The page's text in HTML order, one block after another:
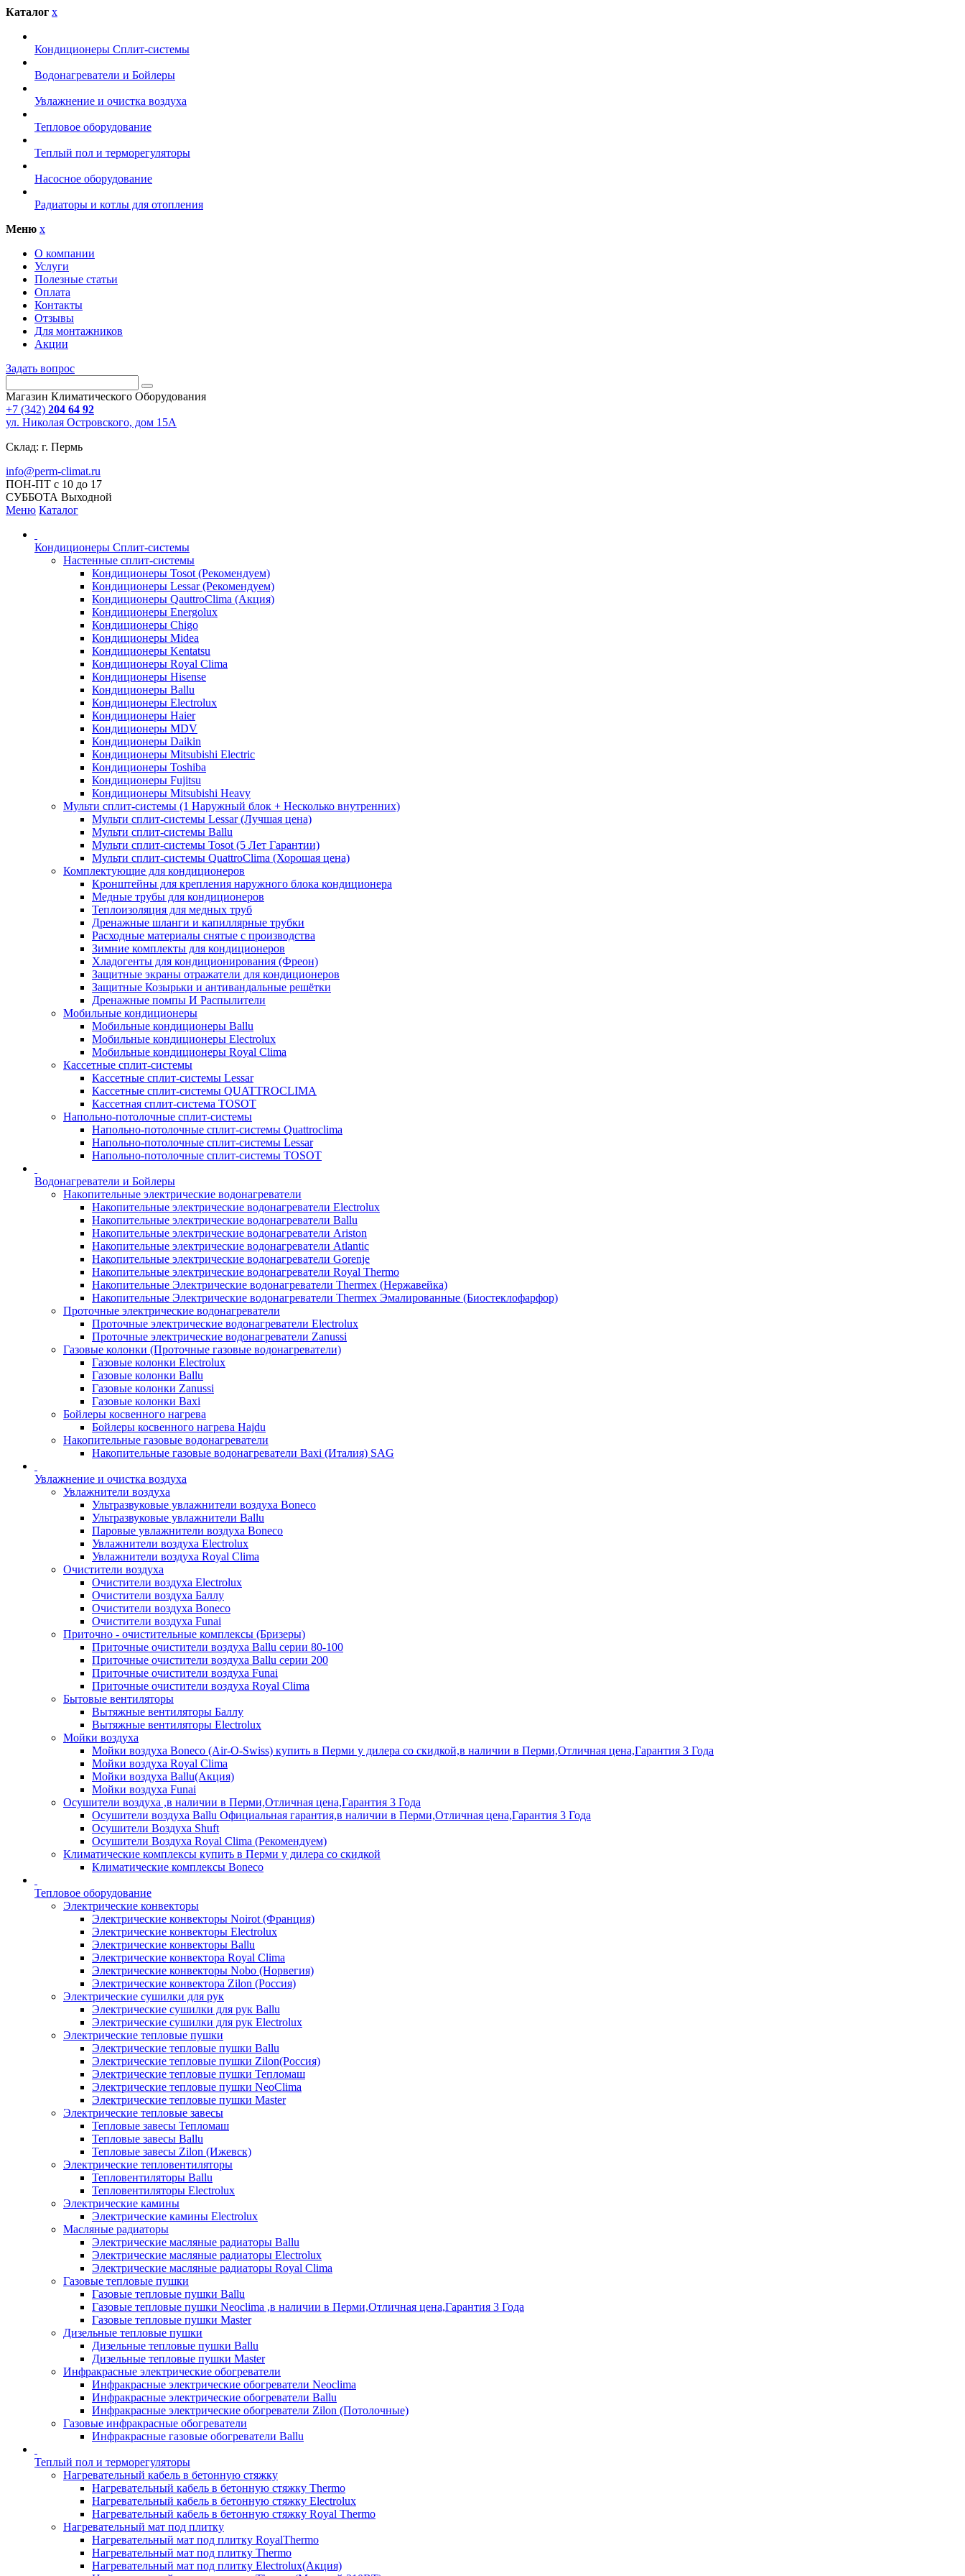
Каталог x
Кондиционеры Сплит-системы
Водонагреватели и Бойлеры
Увлажнение и очистка воздуха
Тепловое оборудование
Теплый пол и терморегуляторы
Насосное оборудование
Радиаторы и котлы для отопления
Меню x
О компании
Услуги
Полезные статьи
Оплата
Контакты
Отзывы
Для монтажников
Акции
Задать вопрос
Магазин Климатического Оборудования
+7 (342) 204 64 92
ул. Николая Островского, дом 15А
Склад: г. Пермь
info@perm-climat.ru
ПОН-ПТ с 10 до 17
СУББОТА Выходной
Меню Каталог
Кондиционеры Сплит-системы
Настенные сплит-системы
Кондиционеры Tosot (Рекомендуем)
Кондиционеры Lessar (Рекомендуем)
Кондиционеры QauttroClima (Акция)
Кондиционеры Energolux
Кондиционеры Chigo
Кондиционеры Midea
Кондиционеры Kentatsu
Кондиционеры Royal Clima
Кондиционеры Hisense
Кондиционеры Ballu
Кондиционеры Electrolux
Кондиционеры Haier
Кондиционеры MDV
Кондиционеры Daikin
Кондиционеры Mitsubishi Electric
Кондиционеры Toshiba
Кондиционеры Fujitsu
Кондиционеры Mitsubishi Heavy
Мульти сплит-системы (1 Наружный блок + Несколько внутренних)
Мульти сплит-системы Lessar (Лучшая цена)
Мульти сплит-системы Ballu
Мульти сплит-системы Tosot (5 Лет Гарантии)
Мульти сплит-системы QuattroClima (Хорошая цена)
Комплектующие для кондиционеров
Кронштейны для крепления наружного блока кондиционера
Медные трубы для кондиционеров
Теплоизоляция для медных труб
Дренажные шланги и капиллярные трубки
Расходные материалы снятые с производства
Зимние комплекты для кондиционеров
Хладогенты для кондиционирования (Фреон)
Защитные экраны отражатели для кондиционеров
Защитные Козырьки и антивандальные решётки
Дренажные помпы И Распылители
Мобильные кондиционеры
Мобильные кондиционеры Ballu
Мобильные кондиционеры Electrolux
Мобильные кондиционеры Royal Clima
Кассетные сплит-системы
Кассетные сплит-системы Lessar
Кассетные сплит-системы QUATTROCLIMA
Кассетная сплит-система TOSOT
Напольно-потолочные сплит-системы
Напольно-потолочные сплит-системы Quattroclima
Напольно-потолочные сплит-системы Lessar
Напольно-потолочные сплит-системы TOSOT
Водонагреватели и Бойлеры
Накопительные электрические водонагреватели
Накопительные электрические водонагреватели Electrolux
Накопительные электрические водонагреватели Ballu
Накопительные электрические водонагреватели Ariston
Накопительные электрические водонагреватели Atlantic
Накопительные электрические водонагреватели Gorenje
Накопительные электрические водонагреватели Royal Thermo
Накопительные Электрические водонагреватели Thermex (Нержавейка)
Накопительные Электрические водонагреватели Thermex Эмалированные (Биостеклофарфор)
Проточные электрические водонагреватели
Проточные электрические водонагреватели Electrolux
Проточные электрические водонагреватели Zanussi
Газовые колонки (Проточные газовые водонагреватели)
Газовые колонки Electrolux
Газовые колонки Ballu
Газовые колонки Zanussi
Газовые колонки Baxi
Бойлеры косвенного нагрева
Бойлеры косвенного нагрева Hajdu
Накопительные газовые водонагреватели
Накопительные газовые водонагреватели Baxi (Италия) SAG
Увлажнение и очистка воздуха
Увлажнители воздуха
Ультразвуковые увлажнители воздуха Boneco
Ультразвуковые увлажнители Ballu
Паровые увлажнители воздуха Boneco
Увлажнители воздуха Electrolux
Увлажнители воздуха Royal Clima
Очистители воздуха
Очистители воздуха Electrolux
Очистители воздуха Баллу
Очистители воздуха Boneco
Очистители воздуха Funai
Приточно - очистительные комплексы (Бризеры)
Приточные очистители воздуха Ballu серии 80-100
Приточные очистители воздуха Ballu серии 200
Приточные очистители воздуха Funai
Приточные очистители воздуха Royal Clima
Бытовые вентиляторы
Вытяжные вентиляторы Баллу
Вытяжные вентиляторы Electrolux
Мойки воздуха
Мойки воздуха Boneco (Air-O-Swiss) купить в Перми у дилера со скидкой,в наличии в Перми,Отличная цена,Гарантия 3 Года
Мойки воздуха Royal Clima
Мойки воздуха Ballu(Акция)
Мойки воздуха Funai
Осушители воздуха ,в наличии в Перми,Отличная цена,Гарантия 3 Года
Осушители воздуха Ballu Официальная гарантия,в наличии в Перми,Отличная цена,Гарантия 3 Года
Осушители Воздуха Shuft
Осушители Воздуха Royal Clima (Рекомендуем)
Климатические комплексы купить в Перми у дилера со скидкой
Климатические комплексы Boneсo
Тепловое оборудование
Электрические конвекторы
Электрические конвекторы Noirot (Франция)
Электрические конвекторы Electrolux
Электрические конвекторы Ballu
Электрические конвектора Royal Clima
Электрические конвекторы Nobo (Норвегия)
Электрические конвектора Zilon (Россия)
Электрические сушилки для рук
Электрические сушилки для рук Ballu
Электрические сушилки для рук Electrolux
Электрические тепловые пушки
Электрические тепловые пушки Ballu
Электрические тепловые пушки Zilon(Россия)
Электрические тепловые пушки Тепломаш
Электрические тепловые пушки NeoClima
Электрические тепловые пушки Master
Электрические тепловые завесы
Тепловые завесы Тепломаш
Тепловые завесы Ballu
Тепловые завесы Zilon (Ижевск)
Электрические тепловентиляторы
Тепловентиляторы Ballu
Тепловентиляторы Electrolux
Электрические камины
Электрические камины Electrolux
Масляные радиаторы
Электрические масляные радиаторы Ballu
Электрические масляные радиаторы Electrolux
Электрические масляные радиаторы Royal Clima
Газовые тепловые пушки
Газовые тепловые пушки Ballu
Газовые тепловые пушки Neoclima ,в наличии в Перми,Отличная цена,Гарантия 3 Года
Газовые тепловые пушки Master
Дизельные тепловые пушки
Дизельные тепловые пушки Ballu
Дизельные тепловые пушки Master
Инфракрасные электрические обогреватели
Инфракрасные электрические обогреватели Neoclima
Инфракрасные электрические обогреватели Ballu
Инфракрасные электрические обогреватели Zilon (Потолочные)
Газовые инфракрасные обогреватели
Инфракрасные газовые обогреватели Ballu
Теплый пол и терморегуляторы
Нагревательный кабель в бетонную стяжку
Нагревательный кабель в бетонную стяжку Thermo
Нагревательный кабель в бетонную стяжку Electrolux
Нагревательный кабель в бетонную стяжку Royal Thermo
Нагревательный мат под плитку
Нагревательный мат под плитку RoyalThermo
Нагревательный мат под плитку Thermo
Нагревательный мат под плитку Electrolux(Акция)